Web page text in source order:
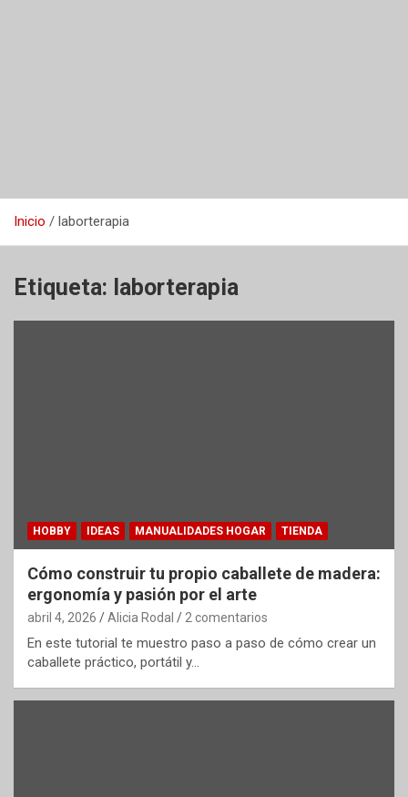
Inicio laborterapia
Etiqueta: laborterapia
HOBBY IDEAS MANUALIDADES HOGAR TIENDA
Cómo construir tu propio caballete de madera:
ergonomía y pasión por el arte
abril 4, 2026 Alicia Rodal 2 comentarios
En este tutorial te muestro paso a paso de cómo crear un
caballete práctico, portátil y…